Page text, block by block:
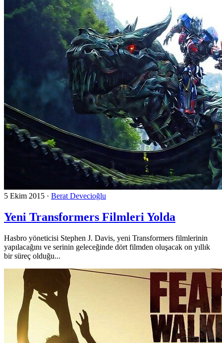
5 Ekim 2015 · Berat Devecioğlu
Yeni Transformers Filmleri Yolda
Hasbro yöneticisi Stephen J. Davis, yeni Transformers filmlerinin
yapılacağını ve serinin geleceğinde dört filmden oluşacak on yıllık
bir süreç olduğu...